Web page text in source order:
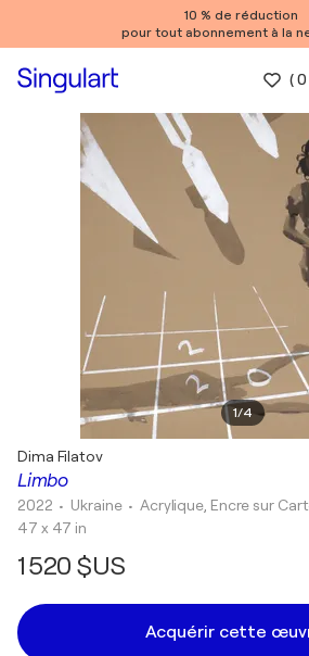
10 % de réduction
pour tout abonnement à la
(0
1/4
Limbo
Dima Filatov
2022 • Ukraine • Acrylique, Encre sur
47 x 47 in
1 520 $US
Acquérir cette